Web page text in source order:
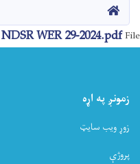
کور
File
NDSR WER 29-2024.pdf
زمونږ په اړه
زوړ ویب سایټ
پروژې